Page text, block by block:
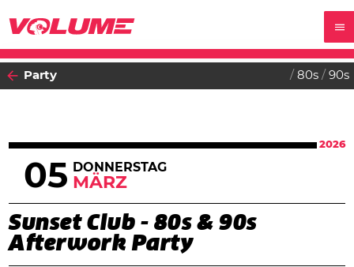
Party 80s 90s
2026
05 DONNERSTAG
MÄRZ
Sunset Club - 80s & 90s
Afterwork Party